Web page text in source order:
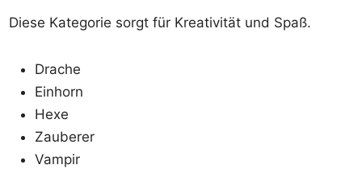
Diese Kategorie sorgt für Kreativität und Spaß.
Drache
Einhorn
Hexe
Zauberer
Vampir